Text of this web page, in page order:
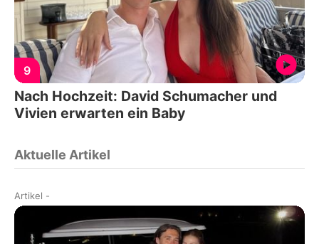
9
Nach Hochzeit: David Schumacher und
Vivien erwarten ein Baby
Aktuelle Artikel
Artikel -